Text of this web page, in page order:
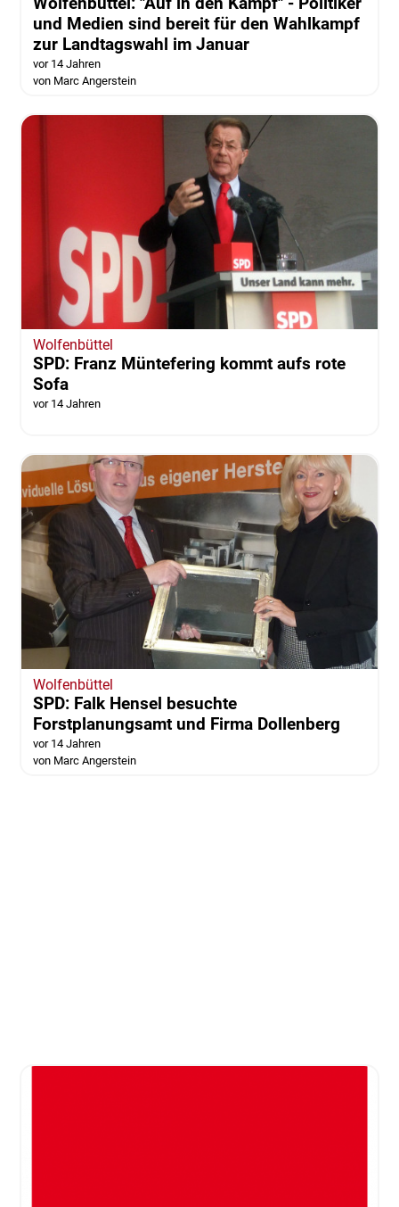
und Medien sind bereit für den Wahlkampf
zur Landtagswahl im Januar
vor 14 Jahren
von Marc Angerstein
Wolfenbüttel
SPD: Franz Müntefering kommt aufs rote
Sofa
vor 14 Jahren
Wolfenbüttel
SPD: Falk Hensel besuchte
Forstplanungsamt und Firma Dollenberg
vor 14 Jahren
von Marc Angerstein